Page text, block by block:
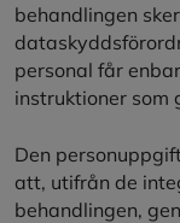
behandlingen
personal får
instruktioner som
Den
att, utifrån de
behandlingen,